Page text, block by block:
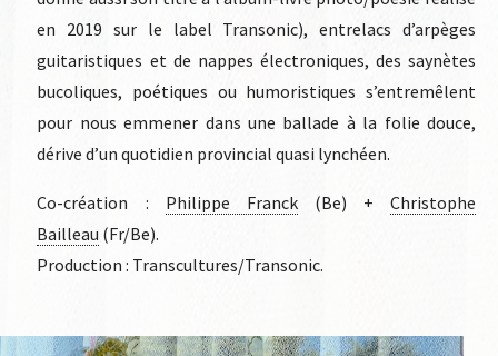
en 2019 sur le label Transonic), entrelacs d’arpèges
guitaristiques et de nappes électroniques, des saynètes
bucoliques, poétiques ou humoristiques s’entremêlent
pour nous emmener dans une ballade à la folie douce,
dérive d’un quotidien provincial quasi lynchéen.
Co-création : Philippe Franck(Be) + Christophe
Bailleau (Fr/Be).
Production : Transcultures/Transonic.